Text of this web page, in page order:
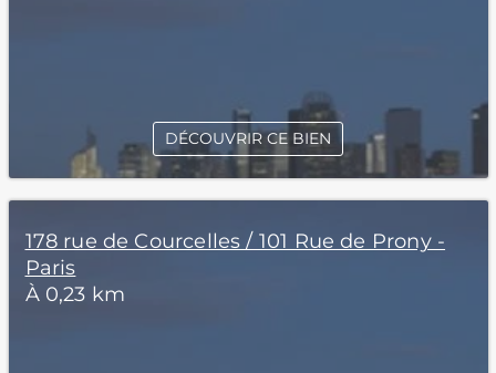
DÉCOUVRIR CE BIEN
178 rue de Courcelles / 101 Rue de Prony -
Paris
À 0,23 km